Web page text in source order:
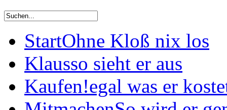
StartOhne Kloß nix los
Klausso sieht er aus
Kaufen!egal was er